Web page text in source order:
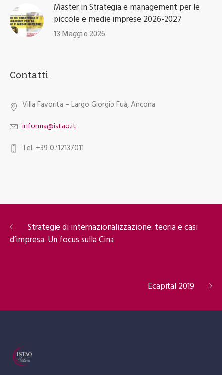
Master in Strategia e management per le
piccole e medie imprese 2026-2027
13 Maggio 2026
Contatti
Villa Favorita – Largo Giorgio Fuà, Ancona
informa@istao.it
Tel. +39 0712137011
Strategie di internazionalizzazione: teoria e casi
d’impresa. Un focus sulla Cina
Ecapital 2019